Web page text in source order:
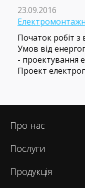
23.09.2016
Початок робіт з
Умов від
- проектування
Проект
розрахунок
Про нас
Послуги
Продукція